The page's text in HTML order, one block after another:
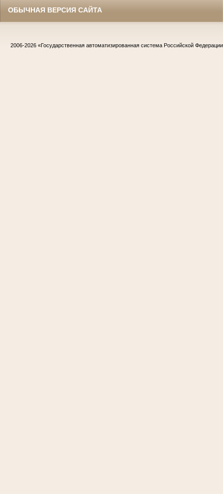
ОБЫЧНАЯ ВЕРСИЯ САЙТА
2006-2026 «Государственная автоматизированная система Российской